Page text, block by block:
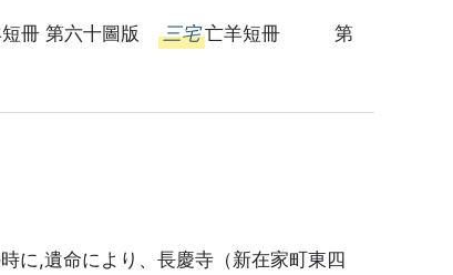
短冊 第六十圖版 三宅 亡羊短冊 第
に,遺命により、長慶寺（新在家町東四